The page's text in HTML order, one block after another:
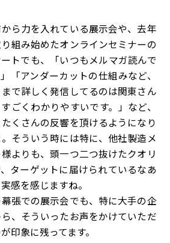
ら力を入れている展示会や、去年
組み始めたオンラインセミナーの
トでも、「いつもメルマガ読んで
「アンダーカットの仕組みなど、
で詳しく発信してるのは関東さん
ごくわかりやすいです。」など、
くさんの反響を頂けるようになり
そういう時には特に、他社製造メ
よりも、頭一つ二つ抜けたクオリ
ターゲットに届けられているなあ
感を感じますね。
張での展示会でも、特に大手の企
、そういったお声をかけていただ
印象に残ってます。